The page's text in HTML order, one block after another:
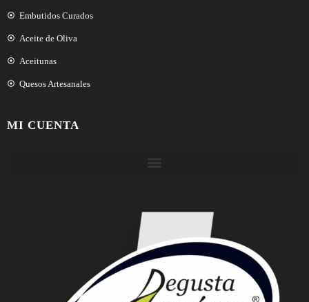
Embutidos Curados
Aceite de Oliva
Aceitunas
Quesos Artesanales
MI CUENTA